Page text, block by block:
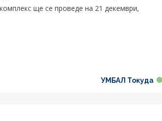
ще се проведе на 21 декември,
УМБАЛ Токуда